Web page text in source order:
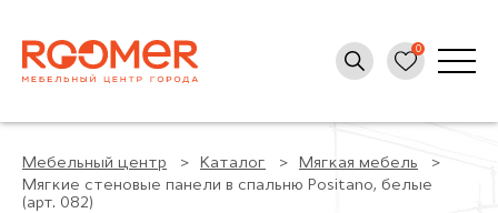
Мебельный центр Каталог
Мягкая мебель
Мягкие стеновые панели в спальню Positano, белые
(арт. 082)